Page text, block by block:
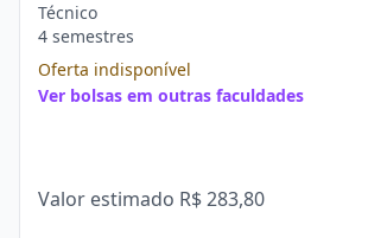
Técnico
4 semestres
Oferta indisponível
Ver bolsas em outras faculdades
Valor estimado R$ 283,80